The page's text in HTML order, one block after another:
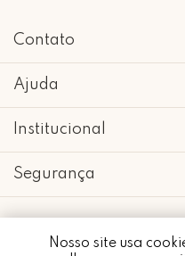
Nosso site usa
Contato
Ajuda
Institucional
Segurança